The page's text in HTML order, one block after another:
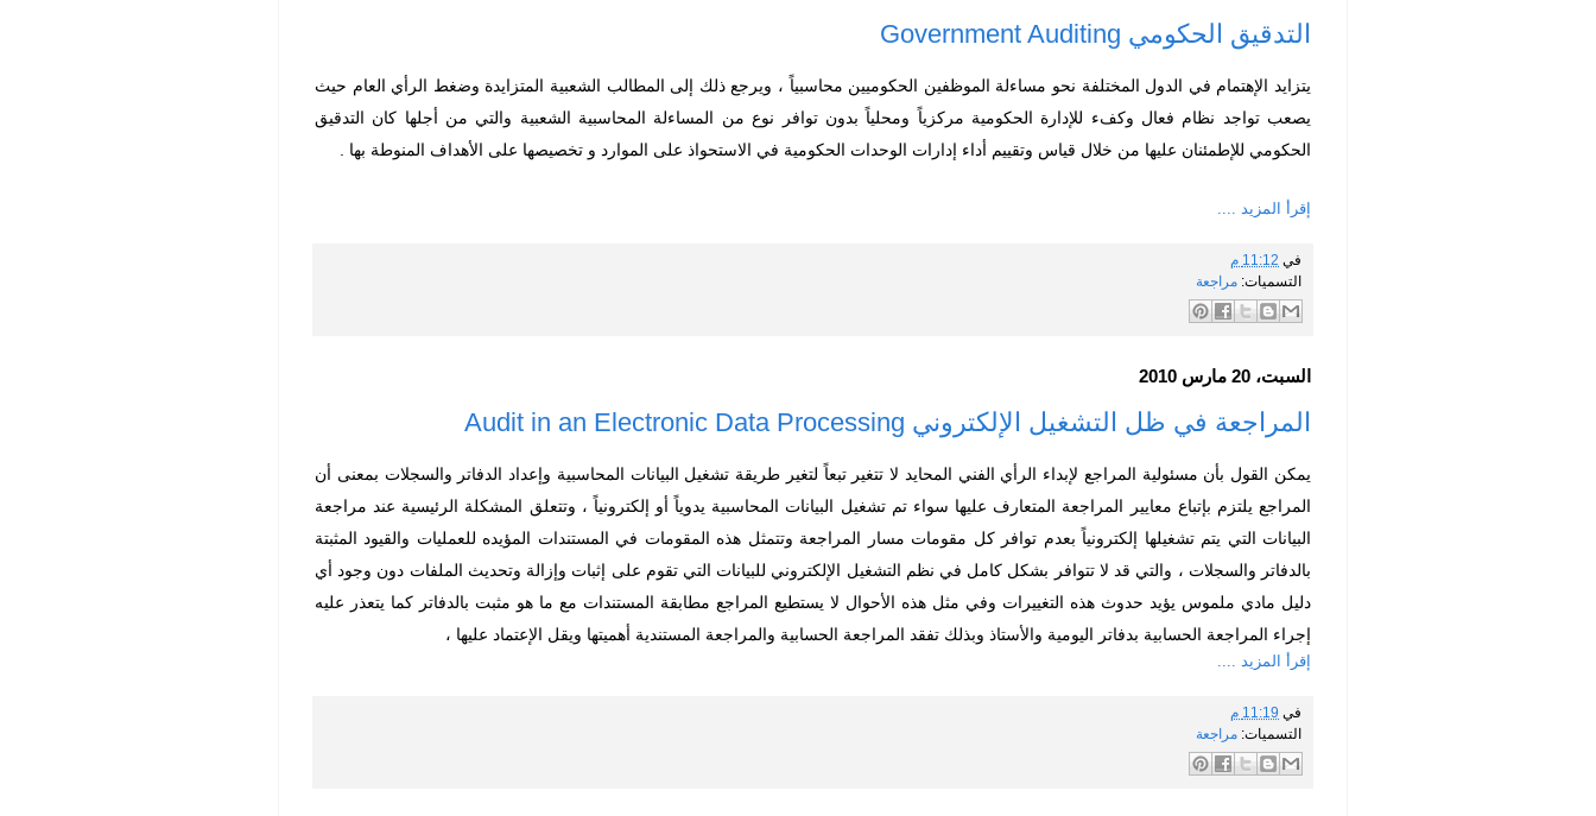
التدقيق الحكومي Government Auditing
يتزايد الإهتمام في الدول المختلفة نحو مساءلة الموظفين الحكوميين محاسبياً ، ويرجع ذلك إلى المطالب الشعبية المتزايدة وضغط الرأي العام حيث
يصعب تواجد نظام فعال وكفء للإدارة الحكومية مركزياً ومحلياً بدون توافر نوع من المساءلة المحاسبية الشعبية والتي من أجلها كان التدقيق
الحكومي للإطمئنان عليها من خلال قياس وتقييم أداء إدارات الوحدات الحكومية في الاستحواذ على الموارد و تخصيصها على الأهداف المنوطة بها .
إقرأ المزيد ....
في 11:12 م
التسميات: مراجعة
السبت، 20 مارس 2010
المراجعة في ظل التشغيل الإلكتروني Audit in an Electronic Data Processing
يمكن القول بأن مسئولية المراجع لإبداء الرأي الفني المحايد لا تتغير تبعاً لتغير طريقة تشغيل البيانات المحاسبية وإعداد الدفاتر والسجلات بمعنى أن
المراجع يلتزم بإتباع معايير المراجعة المتعارف عليها سواء تم تشغيل البيانات المحاسبية يدوياً أو إلكترونياً ، وتتعلق المشكلة الرئيسية عند مراجعة
البيانات التي يتم تشغيلها إلكترونياً بعدم توافر كل مقومات مسار المراجعة وتتمثل هذه المقومات في المستندات المؤيده للعمليات والقيود المثبتة
بالدفاتر والسجلات ، والتي قد لا تتوافر بشكل كامل في نظم التشغيل الإلكتروني للبيانات التي تقوم على إثبات وإزالة وتحديث الملفات دون وجود أي
دليل مادي ملموس يؤيد حدوث هذه التغييرات وفي مثل هذه الأحوال لا يستطيع المراجع مطابقة المستندات مع ما هو مثبت بالدفاتر كما يتعذر عليه
إجراء المراجعة الحسابية بدفاتر اليومية والأستاذ وبذلك تفقد المراجعة الحسابية والمراجعة المستندية أهميتها ويقل الإعتماد عليها ،
إقرأ المزيد ....
في 11:19 م
التسميات: مراجعة